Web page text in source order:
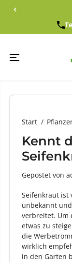
EN SIE ZU
‹
Start
Kennt
Gepostet von
Seifenkraut ist
unbekannt
verbreitet. Um
etwas zu
die
wirklich
in den Garten